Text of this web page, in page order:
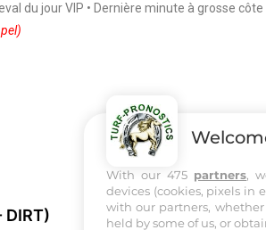
du jour VIP • Dernière minute à grosse
DIRT)
With our 475 partners ,
devices (cookies, pixels in
with our partners,
held by some of us, or